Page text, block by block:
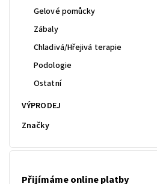
Gelové pomůcky
Zábaly
Chladivá/Hřejivá terapie
Podologie
Ostatní
VÝPRODEJ
Značky
Přijímáme online platby